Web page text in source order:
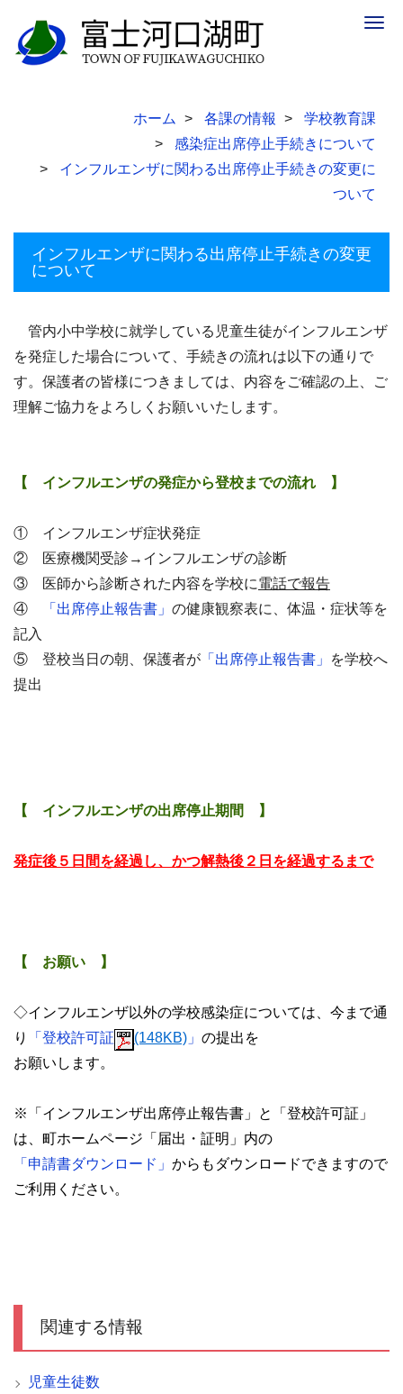
ホーム 各課の情報
学校教育課
感染症出席停止手続きについて
インフルエンザに関わる出席停止手続きの変更に
ついて
インフルエンザに関わる出席停止手続きの変更
について
管内小中学校に就学している児童生徒がインフルエンザ
を発症した場合について、手続きの流れは以下の通りで
す。保護者の皆様につきましては、内容をご確認の上、ご
理解ご協力をよろしくお願いいたします。
【 インフルエンザの発症から登校までの流れ 】
① インフルエンザ症状発症
② 医療機関受診→インフルエンザの診断
③ 医師から診断された内容を学校に電話で報告
④
「出席停止報告書」 の健康観察表に、体温・症状等を
記入
⑤ 登校当日の朝、保護者が 「出席停止報告書」
を学校へ
提出
【 インフルエンザの出席停止期間 】
発症後５日間を経過し、かつ解熱後２日を経過するまで
【 お願い 】
◇インフルエンザ以外の学校感染症については、今まで通
り
「登校許可証 (148KB) 」 の提出を
お願いします。
※「インフルエンザ出席停止報告書」と「登校許可証」
は、町ホームページ「届出・証明」内の
「申請書ダウンロード」 からもダウンロードできますので
ご利用ください。
関連する情報
児童生徒数